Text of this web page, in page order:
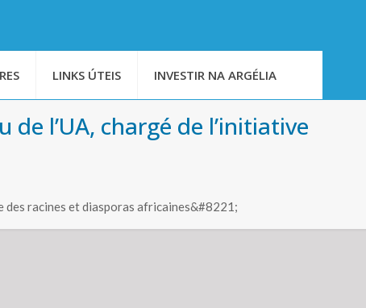
LINKS ÚTEIS INVESTIR NA ARGÉLIA
l’UA, chargé de l’initiative
racines et diasporas africaines&#8221;